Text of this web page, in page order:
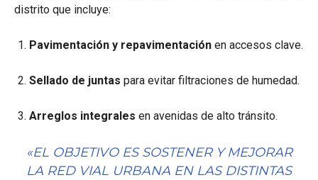
distrito que incluye:
Pavimentación y repavimentación en accesos clave.
Sellado de juntas para evitar filtraciones de humedad.
Arreglos integrales en avenidas de alto tránsito.
«EL OBJETIVO ES SOSTENER Y MEJORAR
LA RED VIAL URBANA EN LAS DISTINTAS